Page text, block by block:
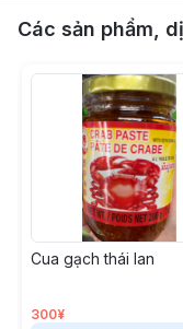
Các sản phẩm,
Cua gạch thái lan
300¥